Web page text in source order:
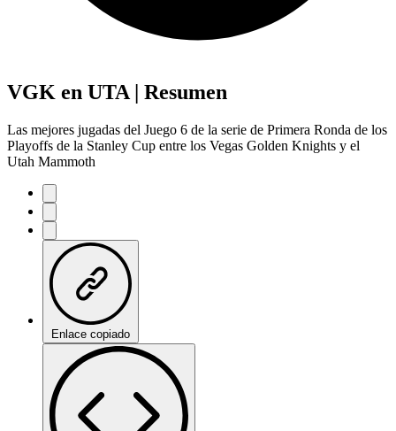
VGK en UTA | Resumen
Las mejores jugadas del Juego 6 de la serie de Primera Ronda de los
Playoffs de la Stanley Cup entre los Vegas Golden Knights y el
Utah Mammoth
Enlace copiado